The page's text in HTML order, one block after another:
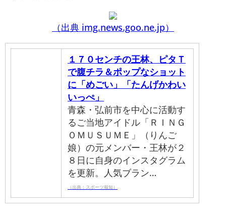
（出典 img.news.goo.ne.jp）
１７０センチの王林、ピタＴ
で腹チラ＆ポップなショット
に「めごい」「たんげかわい
いっぺ」
青森・弘前市を中心に活動す
るご当地アイドル「ＲＩＮＧ
ＯＭＵＳＵＭＥ」（りんご
娘）の元メンバー・王林が２
８日に自身のインスタグラム
を更新。人気ブラン…
（出典：スポーツ報知）